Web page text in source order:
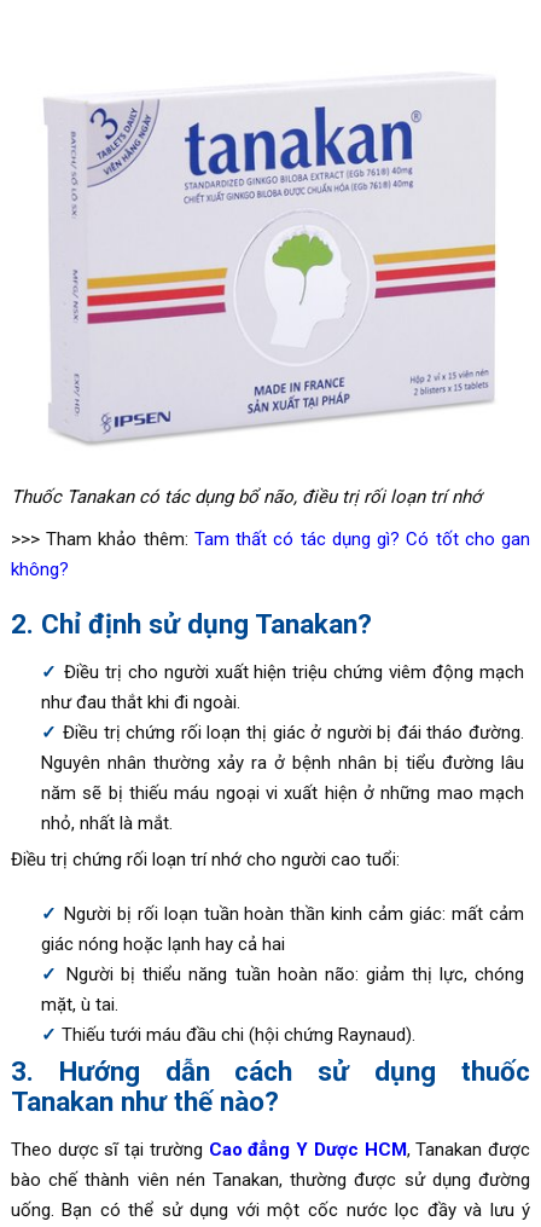
Thuốc Tanakan có tác dụng bổ não, điều trị rối loạn trí nhớ
>>> Tham khảo thêm: Tam thất có tác dụng gì? Có tốt cho gan
không?
2. Chỉ định sử dụng Tanakan?
Điều trị cho người xuất hiện triệu chứng viêm động mạch
như đau thắt khi đi ngoài.
Điều trị chứng rối loạn thị giác ở người bị đái tháo đường.
Nguyên nhân thường xảy ra ở bệnh nhân bị tiểu đường lâu
năm sẽ bị thiếu máu ngoại vi xuất hiện ở những mao mạch
nhỏ, nhất là mắt.
Điều trị chứng rối loạn trí nhớ cho người cao tuổi:
Người bị rối loạn tuần hoàn thần kinh cảm giác: mất cảm
giác nóng hoặc lạnh hay cả hai
Người bị thiểu năng tuần hoàn não: giảm thị lực, chóng
mặt, ù tai.
Thiếu tưới máu đầu chi (hội chứng Raynaud).
3. Hướng dẫn cách sử dụng thuốc
Tanakan như thế nào?
Theo dược sĩ tại trường Cao đẳng Y Dược HCM, Tanakan được
bào chế thành viên nén Tanakan, thường được sử dụng đường
uống. Bạn có thể sử dụng với một cốc nước lọc đầy và lưu ý